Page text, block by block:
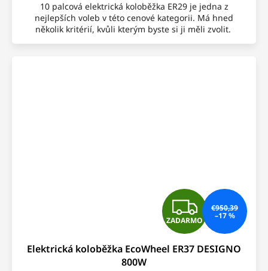
10 palcová elektrická koloběžka ER29 je jedna z
nejlepších voleb v této cenové kategorii. Má hned
několik kritérií, kvůli kterým byste si ji měli zvolit.
Z
A
D
ZADARMO
€950,39
–17 %
Elektrická koloběžka EcoWheel ER37 DESIGNO
800W